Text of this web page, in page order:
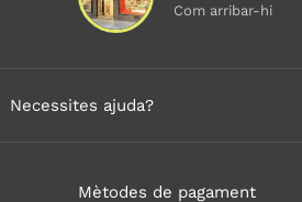
Com arribar-hi
Necessites ajuda?
Mètodes de pagament